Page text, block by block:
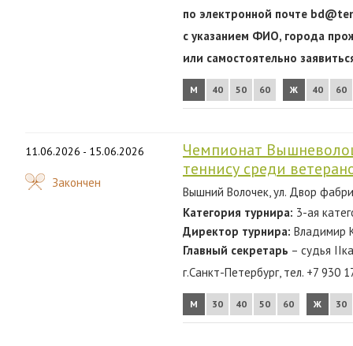
по электронной почте
с указанием ФИО, города
или самостоятельно
М 40 50 60 Ж 40 60
11.06.2026 - 15.06.2026
Закончен
Чемпионат
теннису среди
Вышний Волочек, ул. Двор
Категория турнира: 3-ая
Директор турнира: Владимир
Главный секретарь – судья
г.Санкт-Петербург, тел. +7 930
М 30 40 50 60 Ж 30